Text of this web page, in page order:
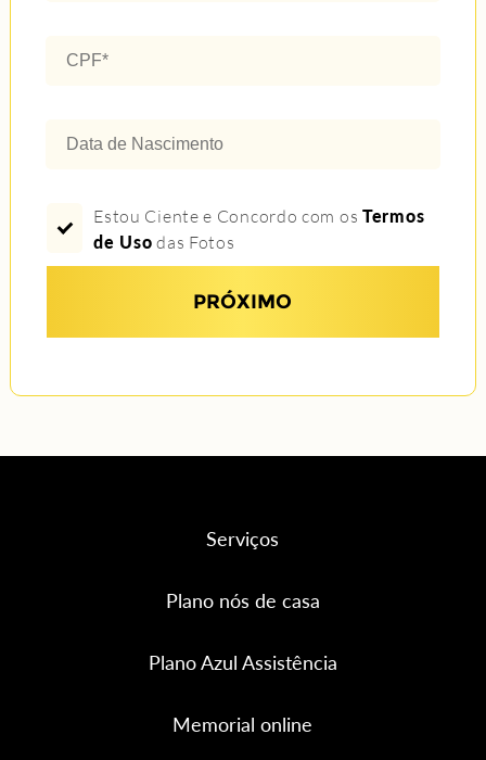
Estou Ciente e Concordo com os Termos
de Uso das Fotos
PRÓXIMO
Serviços
Plano nós de casa
Plano Azul Assistência
Memorial online